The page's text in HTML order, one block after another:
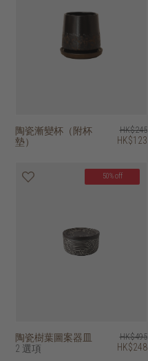
陶瓷漸變杯（附杯
墊）
HK$245
HK$123
50% off
陶瓷樹葉圖案器皿
2 選項
HK$495
HK$248